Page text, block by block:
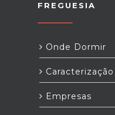
FREGUESIA
Onde Dormir
Caracterização
Empresas